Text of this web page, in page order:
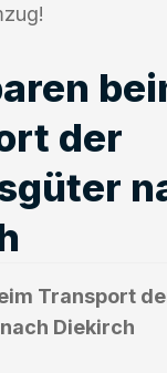
der
Transport
Diekirch